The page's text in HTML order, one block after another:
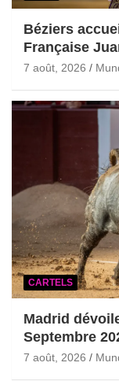
Béziers
Française
7 août, 2026
CARTELS
Madrid
Septembre
7 août, 2026